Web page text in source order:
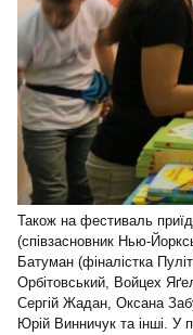
Також на фестиваль
(співзасновник Нью-
Батуман (фіналістка
Орбітовський, Войцех
Сергій Жадан, Оксана
Юрій Винничук та інші. У